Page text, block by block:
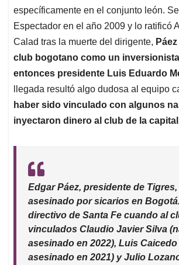
específicamente en el conjunto león.
Espectador en el año 2009 y lo ratificó
Calad tras la muerte del dirigente,
club bogotano como un inversionista
entonces presidente Luis Eduardo
llegada resultó algo dudosa al equipo
haber sido vinculado con algunos
inyectaron dinero al club de la
Edgar Páez, presidente de
asesinado por sicarios en
directivo de Santa Fe cuando al
vinculados Claudio Javier Silva
asesinado en 2022), Luis Caicedo
asesinado en 2021) y Julio